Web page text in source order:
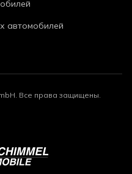
автомобилей
Все права защищены.